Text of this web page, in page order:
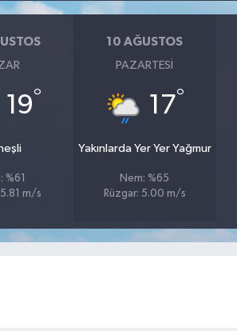
19°
%61
m/s
10 AĞUSTOS
PAZARTESI
17°
Yakınlarda Yer Yer Yağmur
Nem: %65
Rüzgar: 5.00 m/s